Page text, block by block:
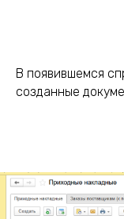
В появившемся
созданные